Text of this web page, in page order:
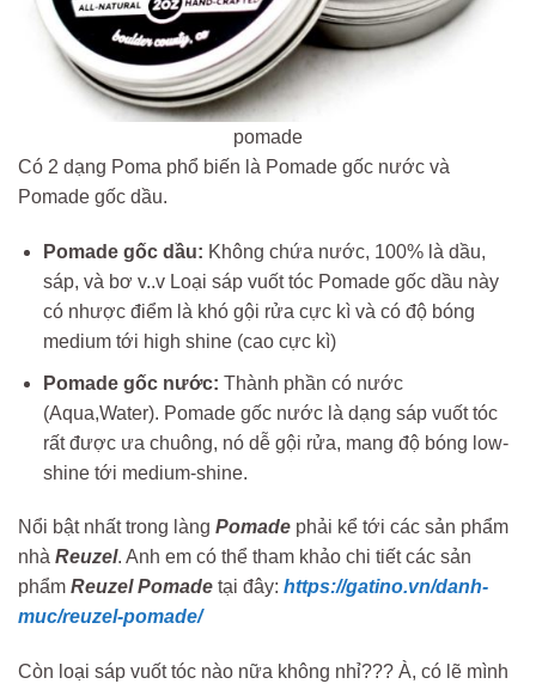
pomade
Có 2 dạng Poma phổ biến là Pomade gốc nước và
Pomade gốc dầu.
Pomade gốc dầu: Không chứa nước, 100% là dầu,
sáp, và bơ v..v Loại sáp vuốt tóc Pomade gốc dầu này
có nhược điểm là khó gội rửa cực kì và có độ bóng
medium tới high shine (cao cực kì)
Pomade gốc nước: Thành phần có nước
(Aqua,Water). Pomade gốc nước là dạng sáp vuốt tóc
rất được ưa chuông, nó dễ gội rửa, mang độ bóng low-
shine tới medium-shine.
Nổi bật nhất trong làng Pomade phải kể tới các sản phẩm
nhà Reuzel. Anh em có thể tham khảo chi tiết các sản
phẩm Reuzel Pomade tại đây: https://gatino.vn/danh-
muc/reuzel-pomade/
Còn loại sáp vuốt tóc nào nữa không nhỉ??? À, có lẽ mình